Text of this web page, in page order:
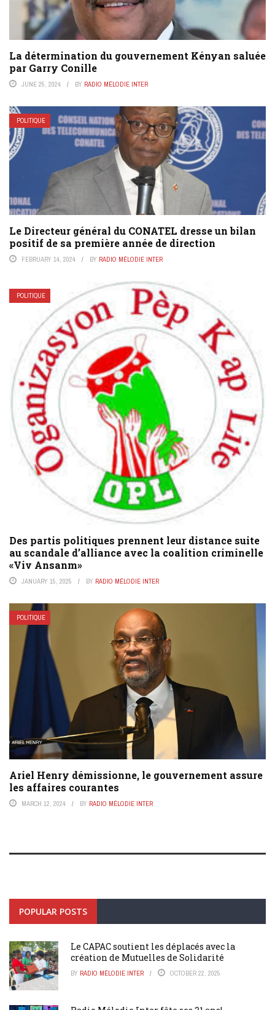
La détermination du gouvernement Kényan saluée
par Garry Conille
JUNE 25, 2024 BY RADIO MÉLODIE INTER
POLITIQUE
Le Directeur général du CONATEL dresse un bilan
positif de sa première année de direction
FEBRUARY 14, 2024 BY RADIO MÉLODIE INTER
POLITIQUE
Des partis politiques prennent leur distance suite
au scandale d’alliance avec la coalition criminelle
«Viv Ansanm»
JANUARY 15, 2025 BY RADIO MÉLODIE INTER
POLITIQUE
Ariel Henry démissionne, le gouvernement assure
les affaires courantes
MARCH 12, 2024 BY RADIO MÉLODIE INTER
POPULAR POSTS
Le CAPAC soutient les déplacés avec la
création de Mutuelles de Solidarité
BY RADIO MÉLODIE INTER OCTOBER 22, 2025